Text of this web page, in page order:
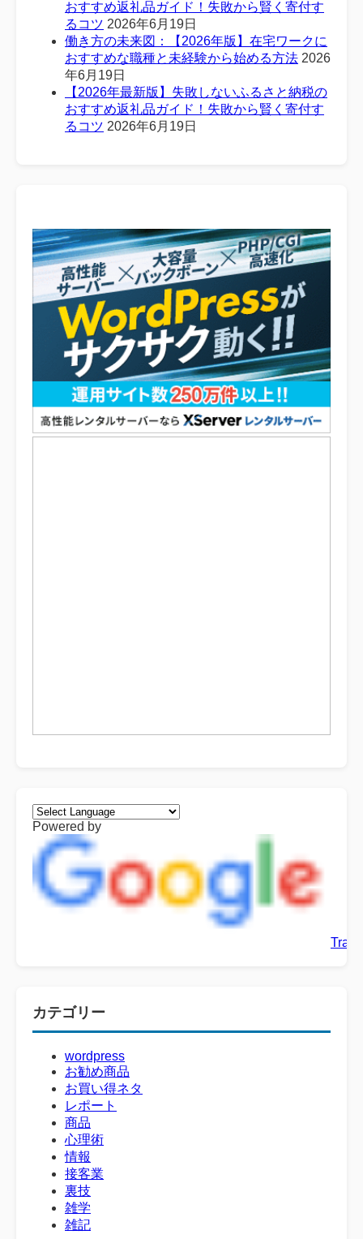
おすすめ返礼品ガイド！失敗から賢く寄付す
るコツ 2026年6月19日
働き方の未来図：【2026年版】在宅ワークに
おすすめな職種と未経験から始める方法 2026
年6月19日
【2026年最新版】失敗しないふるさと納税の
おすすめ返礼品ガイド！失敗から賢く寄付す
るコツ 2026年6月19日
Powered by
カテゴリー
wordpress
お勧め商品
お買い得ネタ
レポート
商品
心理術
情報
接客業
裏技
雑学
雑記